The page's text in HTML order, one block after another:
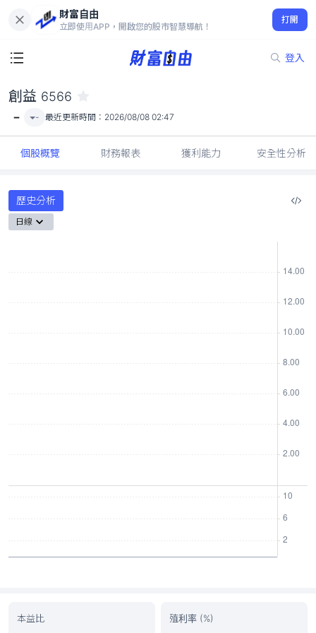
財富自由
立即使用APP，開啟您的股市智慧導航！
打開
登入
-
創益 6566
- - 最近更新時間： 2026/08/08 02:47
個股概覽 財務報表 獲利能力 安全性分析
歷史分析
日線
本益比 殖利率 (%)